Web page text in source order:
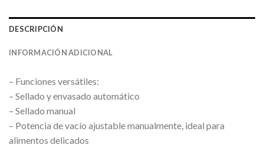
DESCRIPCIÓN
INFORMACIÓN ADICIONAL
– Funciones versátiles:
– Sellado y envasado automático
– Sellado manual
– Potencia de vacío ajustable manualmente, ideal para
alimentos delicados